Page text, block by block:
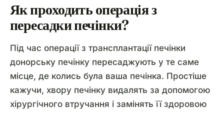
Як проходить операція з
пересадки печінки?
Під час операції з трансплантації печінки
донорську печінку пересаджують у те саме
місце, де колись була ваша печінка. Простіше
кажучи, хвору печінку видалять за допомогою
хірургічного втручання і замінять її здоровою